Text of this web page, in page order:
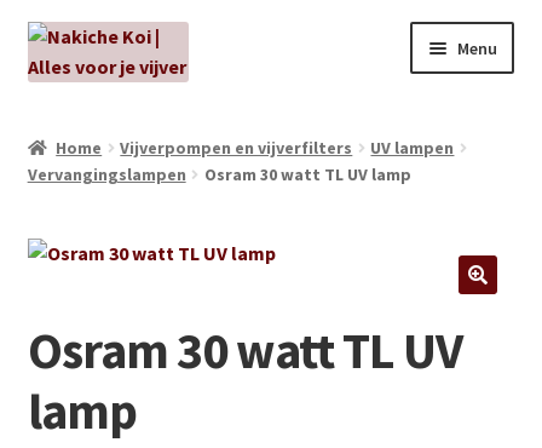
Ga
door
Ga
naar
Menu
Kabouters
Algenbehandeling
Aansluitmateriaal
Pakketten
Home Vijverpompen en vijverfilters
UV lampen
Vervangingslampen
Osram 30 watt TL UV lamp
Osram 30 watt TL UV
lamp